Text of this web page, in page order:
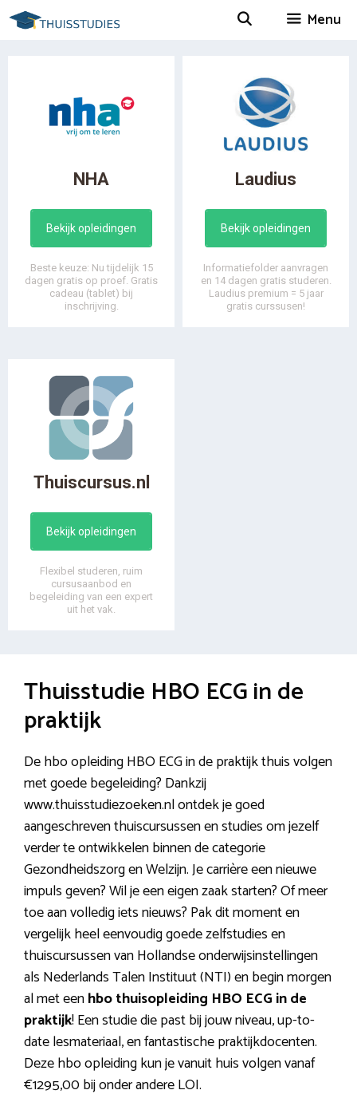
Spring
naar
Menu
NHA
Bekijk opleidingen
Beste keuze: Nu tijdelijk 15
dagen gratis op proef. Gratis
cadeau (tablet) bij
inschrijving.
Laudius
Bekijk opleidingen
Informatiefolder aanvragen
en 14 dagen gratis studeren.
Laudius premium = 5 jaar
gratis curssusen!
Thuiscursus.nl
Bekijk opleidingen
Flexibel studeren, ruim
cursusaanbod en
begeleiding van een expert
uit het vak.
Thuisstudie HBO ECG in de
praktijk
De hbo opleiding HBO ECG in de praktijk thuis volgen
met goede begeleiding? Dankzij
www.thuisstudiezoeken.nl ontdek je goed
aangeschreven thuiscursussen en studies om jezelf
verder te ontwikkelen binnen de categorie
Gezondheidszorg en Welzijn. Je carrière een nieuwe
impuls geven? Wil je een eigen zaak starten? Of meer
toe aan volledig iets nieuws? Pak dit moment en
vergelijk heel eenvoudig goede zelfstudies en
thuiscursussen van Hollandse onderwijsinstellingen
als Nederlands Talen Instituut (NTI) en begin morgen
al met eenhbo thuisopleiding HBO ECG in de
praktijk! Een studie die past bij jouw niveau, up-to-
date lesmateriaal, en fantastische praktijkdocenten.
Deze hbo opleiding kun je vanuit huis volgen vanaf
€1295,00 bij onder andere LOI.